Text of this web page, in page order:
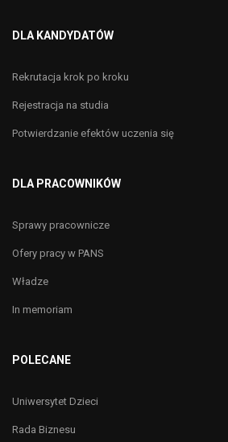
DLA KANDYDATÓW
Rekrutacja krok po kroku
Rejestracja na studia
Potwierdzanie efektów uczenia się
DLA PRACOWNIKÓW
Sprawy pracownicze
Ofery pracy w PANS
Władze
In memoriam
POLECANE
Uniwersytet Dzieci
Rada Biznesu